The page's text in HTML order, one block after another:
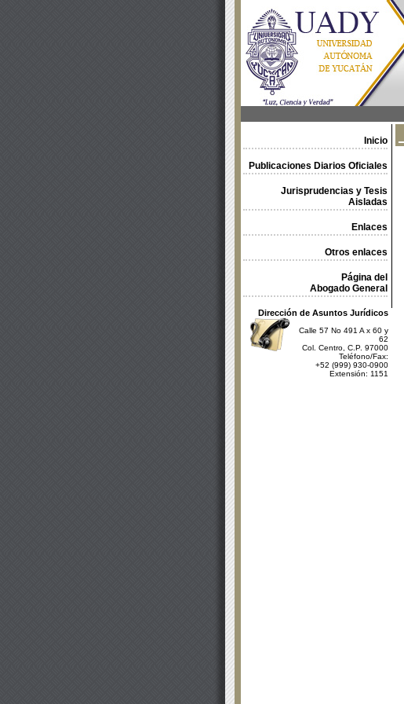
Inicio
Publicaciones Diarios Oficiales
Jurisprudencias y Tesis
Aisladas
Enlaces
Otros enlaces
Página del
Abogado General
Dirección de Asuntos Jurídicos
Calle 57 No 491 A x 60 y
62
Col. Centro, C.P. 97000
Teléfono/Fax:
+52 (999) 930-0900
Extensión: 1151